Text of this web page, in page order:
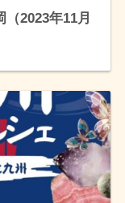
2023年11月